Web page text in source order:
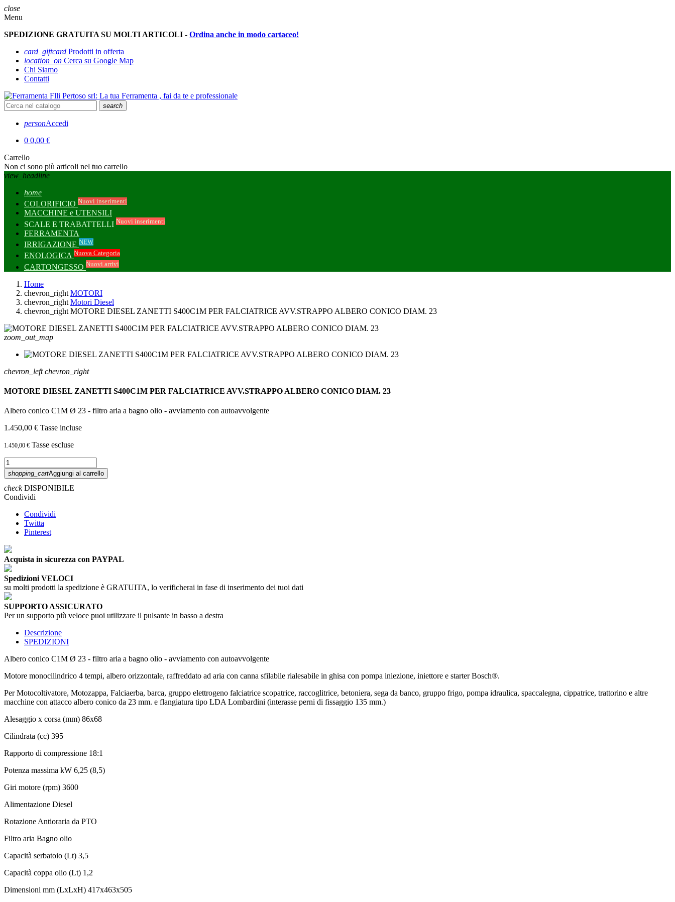
close
Menu
SPEDIZIONE GRATUITA SU MOLTI ARTICOLI - Ordina anche in modo cartaceo!
card_giftcard Prodotti in offerta
location_on Cerca su Google Map
Chi Siamo
Contatti
search
personAccedi
0 0,00 €
Carrello
Non ci sono più articoli nel tuo carrello
view_headline
home
COLORIFICIO Nuovi inserimenti
MACCHINE e UTENSILI
SCALE E TRABATTELLI Nuovi inserimenti
FERRAMENTA
IRRIGAZIONE NEW
ENOLOGICA Nuova Categoria
CARTONGESSO Nuovi arrivi
Home
chevron_right MOTORI
chevron_right Motori Diesel
chevron_right MOTORE DIESEL ZANETTI S400C1M PER FALCIATRICE AVV.STRAPPO ALBERO CONICO DIAM. 23
zoom_out_map
chevron_left chevron_right
MOTORE DIESEL ZANETTI S400C1M PER FALCIATRICE AVV.STRAPPO ALBERO CONICO DIAM. 23
Albero conico C1M Ø 23 - filtro aria a bagno olio - avviamento con autoavvolgente
1.450,00 € Tasse incluse
1.450,00 € Tasse escluse
shopping_cartAggiungi al carrello
checkDISPONIBILE
Condividi
Condividi
Twitta
Pinterest
Acquista in sicurezza con PAYPAL
Spedizioni VELOCI
su molti prodotti la spedizione è GRATUITA, lo verificherai in fase di inserimento dei tuoi dati
SUPPORTO ASSICURATO
Per un supporto più veloce puoi utilizzare il pulsante in basso a destra
Descrizione
SPEDIZIONI
Albero conico C1M Ø 23 - filtro aria a bagno olio - avviamento con autoavvolgente
Motore monocilindrico 4 tempi, albero orizzontale, raffreddato ad aria con canna sfilabile rialesabile in ghisa con pompa iniezione, iniettore e starter Bosch®.
Per Motocoltivatore, Motozappa, Falciaerba, barca, gruppo elettrogeno falciatrice scopatrice, raccoglitrice, betoniera, sega da banco, gruppo frigo, pompa idraulica, spaccalegna, cippatrice, trattorino e altre
macchine con attacco albero conico da 23 mm. e flangiatura tipo LDA Lombardini (interasse perni di fissaggio 135 mm.)
Alesaggio x corsa (mm) 86x68
Cilindrata (cc) 395
Rapporto di compressione 18:1
Potenza massima kW 6,25 (8,5)
Giri motore (rpm) 3600
Alimentazione Diesel
Rotazione Antioraria da PTO
Filtro aria Bagno olio
Capacità serbatoio (Lt) 3,5
Capacità coppa olio (Lt) 1,2
Dimensioni mm (LxLxH) 417x463x505